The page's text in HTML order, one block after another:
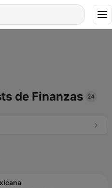
de Finanzas 24